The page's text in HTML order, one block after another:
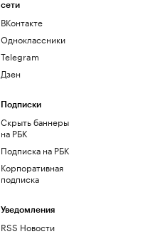
сети
ВКонтакте
Одноклассники
Telegram
Дзен
Подписки
Скрыть баннеры
на РБК
Подписка на РБК
Корпоративная
подписка
Уведомления
RSS Новости